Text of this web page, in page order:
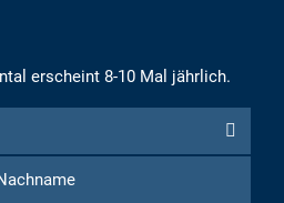
erscheint 8-10 Mal jährlich.